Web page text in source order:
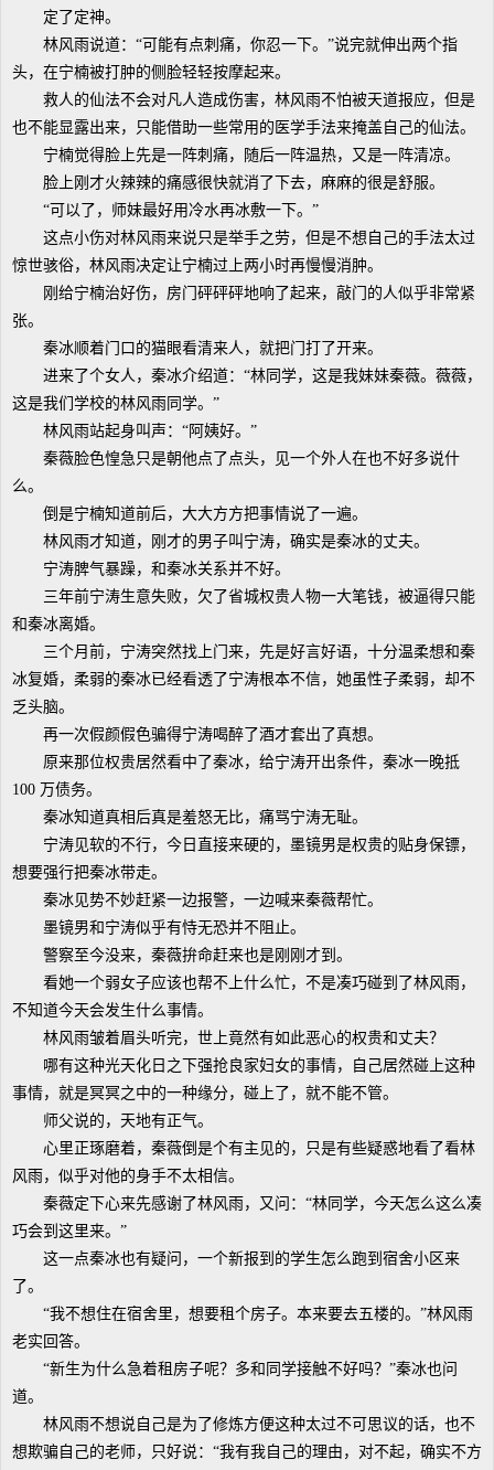
定了定神。
林风雨说道：“可能有点刺痛，你忍一下。”说完就伸出两个指
头，在宁楠被打肿的侧脸轻轻按摩起来。
救人的仙法不会对凡人造成伤害，林风雨不怕被天道报应，但是
也不能显露出来，只能借助一些常用的医学手法来掩盖自己的仙法。
宁楠觉得脸上先是一阵刺痛，随后一阵温热，又是一阵清凉。
脸上刚才火辣辣的痛感很快就消了下去，麻麻的很是舒服。
“可以了，师妹最好用冷水再冰敷一下。”
这点小伤对林风雨来说只是举手之劳，但是不想自己的手法太过
惊世骇俗，林风雨决定让宁楠过上两小时再慢慢消肿。
刚给宁楠治好伤，房门砰砰砰地响了起来，敲门的人似乎非常紧
张。
秦冰顺着门口的猫眼看清来人，就把门打了开来。
进来了个女人，秦冰介绍道：“林同学，这是我妹妹秦薇。薇薇，
这是我们学校的林风雨同学。”
林风雨站起身叫声：“阿姨好。”
秦薇脸色惶急只是朝他点了点头，见一个外人在也不好多说什
么。
倒是宁楠知道前后，大大方方把事情说了一遍。
林风雨才知道，刚才的男子叫宁涛，确实是秦冰的丈夫。
宁涛脾气暴躁，和秦冰关系并不好。
三年前宁涛生意失败，欠了省城权贵人物一大笔钱，被逼得只能
和秦冰离婚。
三个月前，宁涛突然找上门来，先是好言好语，十分温柔想和秦
冰复婚，柔弱的秦冰已经看透了宁涛根本不信，她虽性子柔弱，却不
乏头脑。
再一次假颜假色骗得宁涛喝醉了酒才套出了真想。
原来那位权贵居然看中了秦冰，给宁涛开出条件，秦冰一晚抵
100 万债务。
秦冰知道真相后真是羞怒无比，痛骂宁涛无耻。
宁涛见软的不行，今日直接来硬的，墨镜男是权贵的贴身保镖，
想要强行把秦冰带走。
秦冰见势不妙赶紧一边报警，一边喊来秦薇帮忙。
墨镜男和宁涛似乎有恃无恐并不阻止。
警察至今没来，秦薇拚命赶来也是刚刚才到。
看她一个弱女子应该也帮不上什么忙，不是凑巧碰到了林风雨，
不知道今天会发生什么事情。
林风雨皱着眉头听完，世上竟然有如此恶心的权贵和丈夫？
哪有这种光天化日之下强抢良家妇女的事情，自己居然碰上这种
事情，就是冥冥之中的一种缘分，碰上了，就不能不管。
师父说的，天地有正气。
心里正琢磨着，秦薇倒是个有主见的，只是有些疑惑地看了看林
风雨，似乎对他的身手不太相信。
秦薇定下心来先感谢了林风雨，又问：“林同学，今天怎么这么凑
巧会到这里来。”
这一点秦冰也有疑问，一个新报到的学生怎么跑到宿舍小区来
了。
“我不想住在宿舍里，想要租个房子。本来要去五楼的。”林风雨
老实回答。
“新生为什么急着租房子呢？多和同学接触不好吗？”秦冰也问
道。
林风雨不想说自己是为了修炼方便这种太过不可思议的话，也不
想欺骗自己的老师，只好说：“我有我自己的理由，对不起，确实不方